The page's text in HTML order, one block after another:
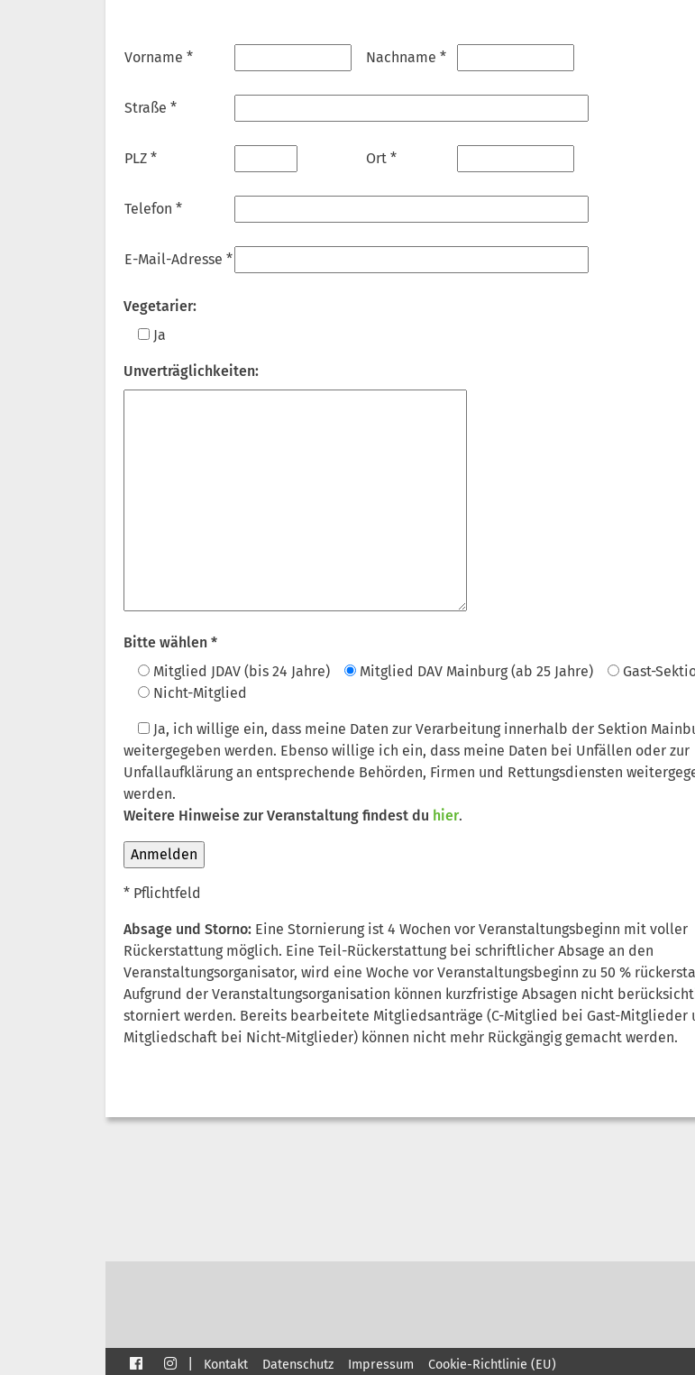
Vorname * Nachname *
Straße *
PLZ * Ort *
Telefon *
E-Mail-Adresse *
Vegetarier:
Ja
Unverträglichkeiten:
Bitte wählen *
Mitglied JDAV (bis 24 Jahre)
Mitglied DAV Mainburg (ab 25 Jahre)
Gast-
Nicht-Mitglied
Ja, ich willige ein, dass meine Daten zur Verarbeitung innerhalb der Sektion
weitergegeben werden. Ebenso willige ich ein, dass meine Daten bei Unfällen oder zur
Unfallaufklärung an entsprechende Behörden, Firmen und Rettungsdiensten
werden.
Weitere Hinweise zur Veranstaltung findest du hier.
* Pflichtfeld
Absage und Storno: Eine Stornierung ist 4 Wochen vor Veranstaltungsbeginn mit voller
Rückerstattung möglich. Eine Teil-Rückerstattung bei schriftlicher Absage an den
Veranstaltungsorganisator, wird eine Woche vor Veranstaltungsbeginn zu 50 %
Aufgrund der Veranstaltungsorganisation können kurzfristige Absagen nicht
storniert werden. Bereits bearbeitete Mitgliedsanträge (C-Mitglied bei Gast-Mitglieder
Mitgliedschaft bei Nicht-Mitglieder) können nicht mehr Rückgängig gemacht werden.
Kontakt Datenschutz Impressum Cookie-Richtlinie (EU)